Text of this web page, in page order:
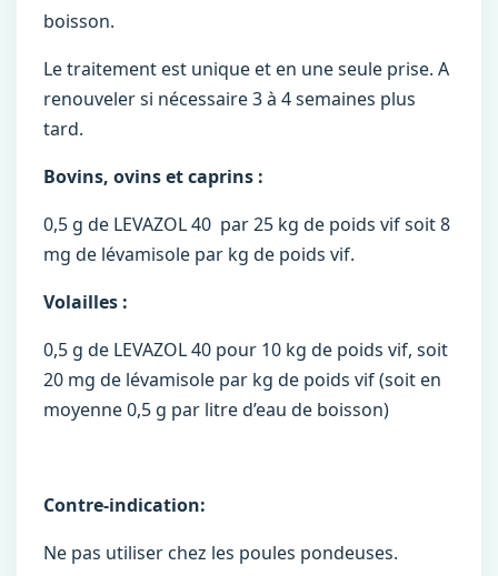
boisson.
Le traitement est unique et en une seule prise. A
renouveler si nécessaire 3 à 4 semaines plus
tard.
Bovins, ovins et caprins :
0,5 g de LEVAZOL 40 par 25 kg de poids vif soit 8
mg de lévamisole par kg de poids vif.
Volailles :
0,5 g de LEVAZOL 40 pour 10 kg de poids vif, soit
20 mg de lévamisole par kg de poids vif (soit en
moyenne 0,5 g par litre d’eau de boisson)
Contre-indication:
Ne pas utiliser chez les poules pondeuses.